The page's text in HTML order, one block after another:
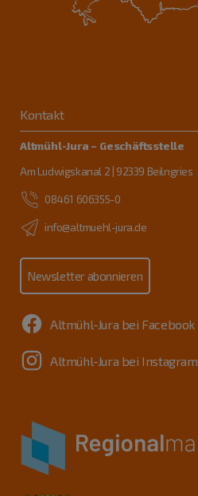
Kontakt
Altmühl-Jura – Geschäftsstelle
Am Ludwigskanal 2 | 92339 Beilngries
08461 606355-0
info@altmuehl-jura.de
Newsletter abonnieren
Altmühl-Jura bei Facebook
Altmühl-Jura bei Instagram